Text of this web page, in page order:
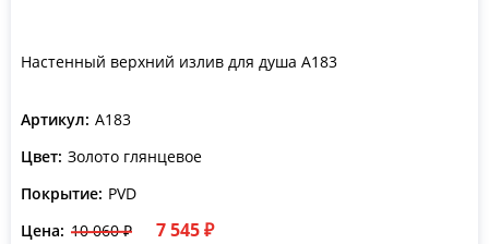
Настенный верхний излив для душа A183
Артикул: A183
Цвет: Золото глянцевое
Покрытие: PVD
Цена: 10 060 ₽ 7 545 ₽